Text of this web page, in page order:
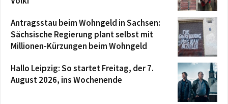
Antragsstau beim Wohngeld in Sachsen:
Sächsische Regierung plant selbst mit
Millionen-Kürzungen beim Wohngeld
Hallo Leipzig: So startet Freitag, der 7.
August 2026, ins Wochenende